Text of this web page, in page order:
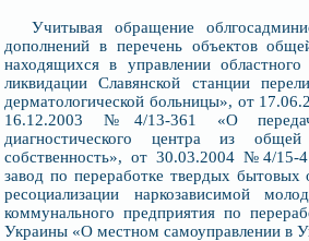
Учитывая обращение
дополнений в перечень объектов
находящихся в управлении
ликвидации Славянской станции
дерматологической больницы», от
16.12.2003 №4/13-361 «О передаче
диагностического центра из
собственность», от 30.03.2004 №4/15-
завод по переработке твердых
ресоциализации наркозависимой
коммунального предприятия по
Украины «О местном самоуправлении в